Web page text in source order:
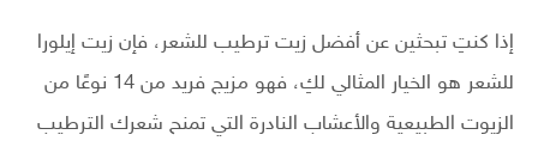
إذا كنتِ تبحثين عن أفضل زيت ترطيب للشعر، فإن زيت إيلورا
للشعر هو الخيار المثالي لكِ، فهو مزيج فريد من 14 نوعًا من
الزيوت الطبيعية والأعشاب النادرة التي تمنح شعرك الترطيب